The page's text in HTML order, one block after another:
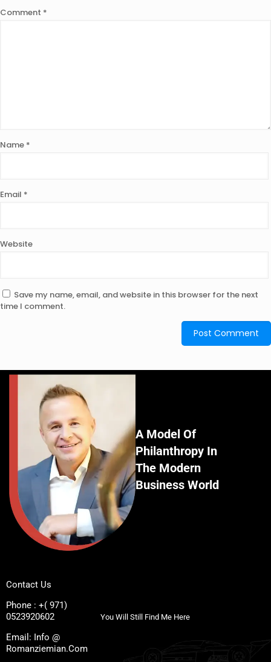
Comment *
Name *
Email *
Website
Save my name, email, and website in this browser for the next
time I comment.
A Model Of
Philanthropy In
The Modern
Business World
Contact Us
Phone : +( 971)
0523920602
Email: Info @
Romanziemian.Com
You Will Still Find Me Here